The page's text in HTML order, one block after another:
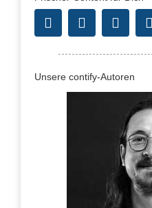
Unsere contify-Autoren